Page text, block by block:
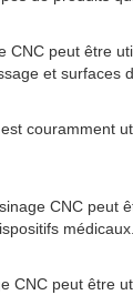
CNC peut être
et surfaces
couramment
CNC peut
médicaux.
CNC peut être